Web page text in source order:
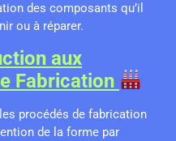
des composants qu’il
ou à réparer.
aux
Fabrication
procédés de fabrication
de la forme par